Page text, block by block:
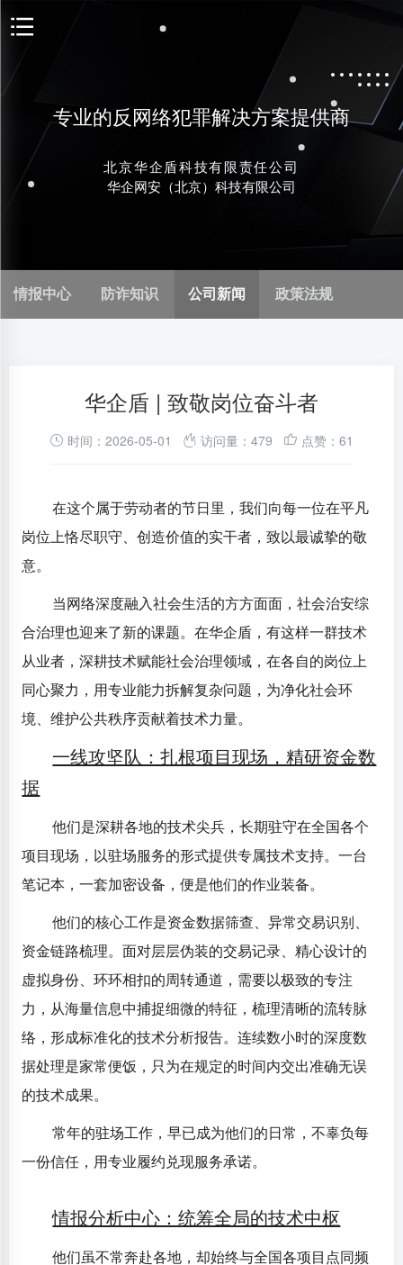
专业的反网络犯罪解决方案提供商
北京华企盾科技有限责任公司
华企网安（北京）科技有限公司
情报中心 防诈知识 公司新闻 政策法规
华企盾 | 致敬岗位奋斗者
时间：2026-05-01 访问量：479 点赞：61
在这个属于劳动者的节日里，我们向每一位在平凡
岗位上恪尽职守、创造价值的实干者，致以最诚挚的敬
意。
当网络深度融入社会生活的方方面面，社会治安综
合治理也迎来了新的课题。在华企盾，有这样一群技术
从业者，深耕技术赋能社会治理领域，在各自的岗位上
同心聚力，用专业能力拆解复杂问题，为净化社会环
境、维护公共秩序贡献着技术力量。
一线攻坚队：扎根项目现场，精研资金数
据
他们是深耕各地的技术尖兵，长期驻守在全国各个
项目现场，以驻场服务的形式提供专属技术支持。一台
笔记本，一套加密设备，便是他们的作业装备。
他们的核心工作是资金数据筛查、异常交易识别、
资金链路梳理。面对层层伪装的交易记录、精心设计的
虚拟身份、环环相扣的周转通道，需要以极致的专注
力，从海量信息中捕捉细微的特征，梳理清晰的流转脉
络，形成标准化的技术分析报告。连续数小时的深度数
据处理是家常便饭，只为在规定的时间内交出准确无误
的技术成果。
常年的驻场工作，早已成为他们的日常，不辜负每
一份信任，用专业履约兑现服务承诺。
情报分析中心：统筹全局的技术中枢
他们虽不常奔赴各地，却始终与全国各项目点同频